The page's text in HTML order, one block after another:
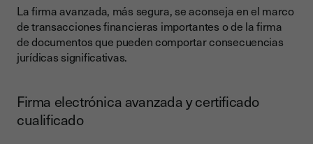
La firma avanzada, más segura, se aconseja en el marco
de transacciones financieras importantes o de la firma
de documentos que pueden comportar consecuencias
jurídicas significativas.
Firma electrónica avanzada y certificado
cualificado